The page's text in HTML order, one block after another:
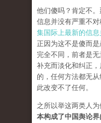
他们傻吗？肯定不。
信息并没有严重不对
集国际上最新的信
正因为这不是傻而
完全不同，前者是
补充而淡化和纠正
的，任何方法都无
此改变不了任何。
之所以举这两类人
本构成了中国舆论